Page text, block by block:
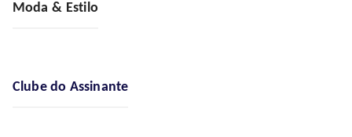
Moda & Estilo
Clube do Assinante